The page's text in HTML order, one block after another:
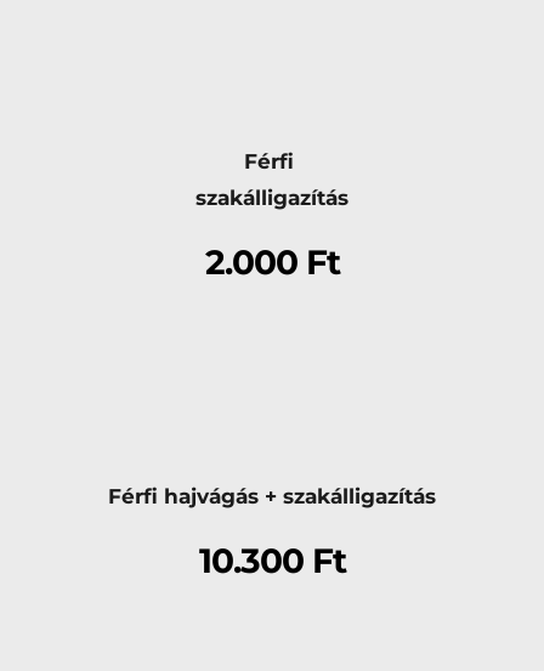
Férfi
szakálligazítás
2.000 Ft
Férfi hajvágás + szakálligazítás
10.300 Ft